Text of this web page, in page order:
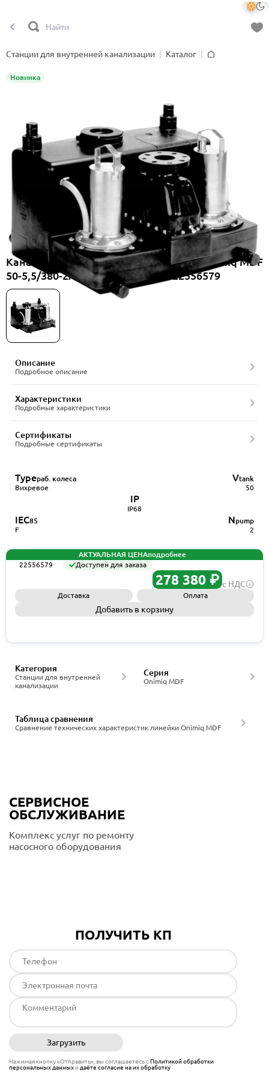
Станции для внутренней канализации
Каталог
Канализационная насосная станция Onimiq MDF
50-5,5/380-2ACC-50/4A, артикул 22556579
Новинка
Описание
Подробное описание
Характеристики
Подробные характеристики
Сертификаты
Подробные сертификаты
Typeраб. колеса
Вихревое
Vtank
50
IEC85
F
Npump
2
IP
IP68
АКТУАЛЬНАЯ ЦЕНАподробнее
22556579
Доступен для заказа
278 380 ₽ с НДС
Доставка Оплата
Добавить в корзину
Станции для внутренней
канализации
Категория
Onimiq MDF
Серия
Сравнение технических характеристик линейки Onimiq MDF
Таблица сравнения
СЕРВИСНОЕ
ОБСЛУЖИВАНИЕ
Комплекс услуг по ремонту
насосного оборудования
ПОЛУЧИТЬ КП
Загрузить
Нажимая кнопку «Отправить», вы соглашаетесь сПолитикой обработки
персональных данныхи даёте согласие на их обработку